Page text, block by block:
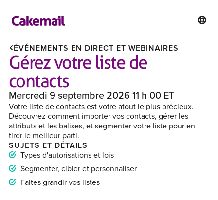
ÉVÉNEMENTS EN DIRECT ET WEBINAIRES
Gérez votre liste de
contacts
Mercredi 9 septembre 2026 11 h 00 ET
Votre liste de contacts est votre atout le plus précieux.
Découvrez comment importer vos contacts, gérer les
attributs et les balises, et segmenter votre liste pour en
tirer le meilleur parti.
SUJETS ET DÉTAILS
Types d'autorisations et lois
Segmenter, cibler et personnaliser
Faites grandir vos listes